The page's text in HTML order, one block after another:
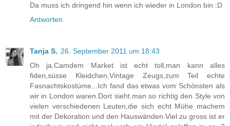
Da muss ich dringend hin wenn ich wieder in London bin :D
Antworten
Tanja S. 26. September 2011 um 18:43
Oh ja,Camdem Market ist echt toll,man kann alles
fiden,süsse Kleidchen,Vintage Zeugs,zum Teil echte
Fasnachtskostüme...Ich fand das etwas vom Schönsten als
wir in London waren.Dort sieht man so richtig den Style von
vielen verschiedenen Leuten,die sich echt Mühe machem
mit der Dekoration und den Hauswänden.Viel zu gross ist er